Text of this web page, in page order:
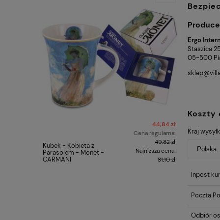
Kubek - Kobieta z
Parasolem - Monet -
CARMANI
44,84 zł
Cena regularna:
49,82 zł
Najniższa cena:
31,10 zł
Carmani
- Irysy
Ergo
Staszica
05-500
Koszty
Kraj
Inpost
Poczta
Odbiór